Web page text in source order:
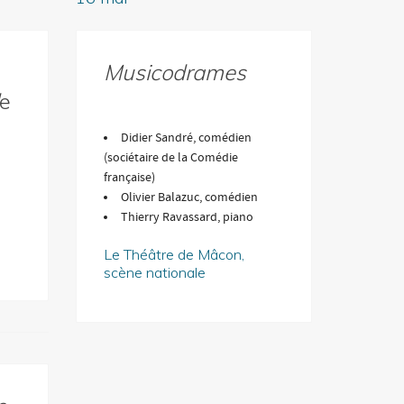
e
Musicodrames
Didier Sandré, comédien
(sociétaire de la Comédie
française)
Olivier Balazuc, comédien
Thierry Ravassard, piano
Le Théâtre de Mâcon,
scène nationale